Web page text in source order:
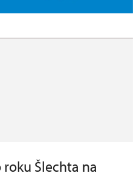
Šlechta na